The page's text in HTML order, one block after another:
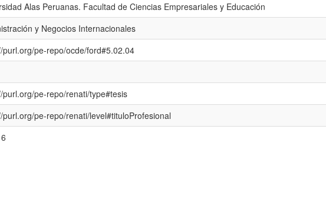
Alas Peruanas. Facultad de Ciencias Empresariales y Educación
y Negocios Internacionales
purl.org/pe-repo/ocde/ford#5.02.04
purl.org/pe-repo/renati/type#tesis
purl.org/pe-repo/renati/level#tituloProfesional